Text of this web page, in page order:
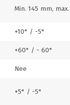
Min. 145 mm,
+10° / -5°
+60° / - 60°
Nee
+5° / -5°